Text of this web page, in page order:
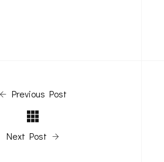
Previous Post
Next Post